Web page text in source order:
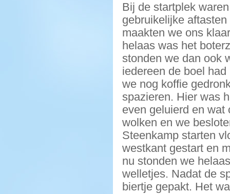
Bij de startplek
gebruikelijke
maakten we ons
helaas was het
stonden we dan ook
iedereen de boel
we nog koffie
spazieren. Hier was
even geluierd en
wolken en we
Steenkamp starten
westkant gestart en
nu stonden we
welletjes. Nadat de
biertje gepakt. Het